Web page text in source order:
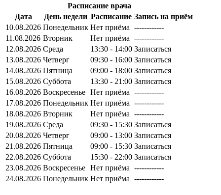
Расписание врача
Дата
День недели Расписание Запись на приём
10.08.2026 Понедельник Нет приёма ------------
11.08.2026 Вторник Нет приёма ------------
12.08.2026 Среда 13:30 - 14:00 Записаться
13.08.2026 Четверг 09:30 - 16:00 Записаться
14.08.2026 Пятница 09:00 - 18:00 Записаться
15.08.2026 Суббота 13:30 - 21:00 Записаться
16.08.2026 Воскресенье Нет приёма ------------
17.08.2026 Понедельник Нет приёма ------------
18.08.2026 Вторник Нет приёма ------------
19.08.2026 Среда 09:30 - 15:30 Записаться
20.08.2026 Четверг 09:00 - 13:00 Записаться
21.08.2026 Пятница 09:00 - 15:30 Записаться
22.08.2026 Суббота 15:30 - 22:00 Записаться
23.08.2026 Воскресенье Нет приёма ------------
24.08.2026 Понедельник Нет приёма ------------